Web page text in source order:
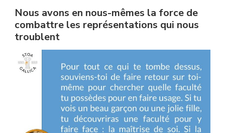
Nous avons en nous-mêmes la force de
combattre les représentations qui nous
troublent